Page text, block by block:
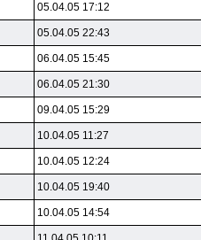
05.04.05 17:12
05.04.05 22:43
06.04.05 15:45
06.04.05 21:30
09.04.05 15:29
10.04.05 11:27
10.04.05 12:24
10.04.05 19:40
10.04.05 14:54